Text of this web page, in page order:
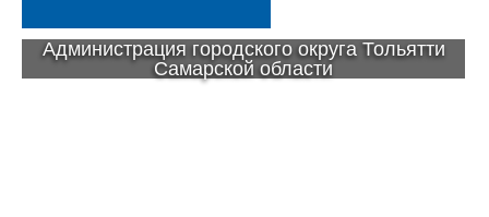
Администрация городского округа Тольятти
Самарской области